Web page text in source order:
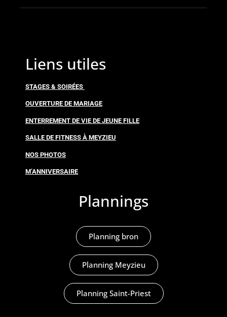
Liens utiles
STAGES & SOIRÉES
OUVERTURE DE MARIAGE
ENTERREMENT DE VIE DE JEUNE FILLE
SALLE DE FITNESS À MEYZIEU
NOS PHOTOS
M’ANNIVERSAIRE
Plannings
Planning bron
Planning Meyzieu
Planning Saint-Priest